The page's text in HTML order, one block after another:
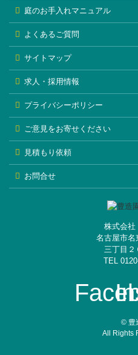
庭のお手入れマニュアル
よくあるご質問
サイトマップ
求人・採用情報
プライバシーポリシー
ご意見をお寄せください
見積もり依頼
お問合せ
株式会
名古屋市
三丁目２
TEL
© 豊
All Rights